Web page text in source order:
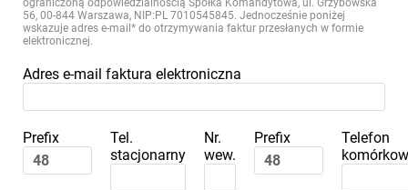
56, 00-844 Warszawa, NIP:PL 7010545845. Jednocześnie poniżej
wskazuje adres e-mail* do otrzymywania faktur przesłanych w formie
elektronicznej.
Adres e-mail faktura elektroniczna
Prefix
Tel.
stacjonarny
Nr.
wew.
Prefix
Telefon